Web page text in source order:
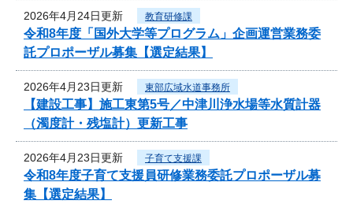
2026年4月24日更新 教育研修課
令和8年度「国外大学等プログラム」企画運営業務委
託プロポーザル募集【選定結果】
2026年4月23日更新 東部広域水道事務所
【建設工事】施工東第5号／中津川浄水場等水質計器
（濁度計・残塩計）更新工事
2026年4月23日更新 子育て支援課
令和8年度子育て支援員研修業務委託プロポーザル募
集【選定結果】